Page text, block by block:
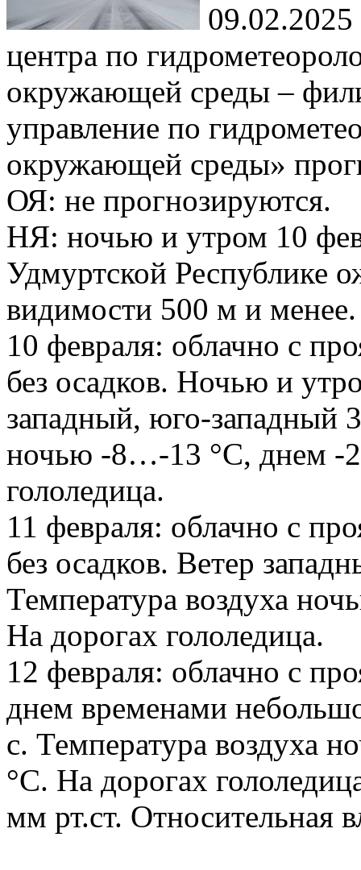
09.02.2025
центра по
окружающей среды –
управление по
окружающей среды»
ОЯ: не прогнозируются.
НЯ: ночью и утром 10
Удмуртской Республике
видимости 500 м и
10 февраля: облачно с
без осадков. Ночью и
западный, юго-западный
ночью -8…-13 °С, днем -
гололедица.
11 февраля: облачно с
без осадков. Ветер
Температура воздуха
На дорогах гололедица.
12 февраля: облачно с
днем временами
с. Температура
°С. На дорогах
мм рт.ст. Относительная